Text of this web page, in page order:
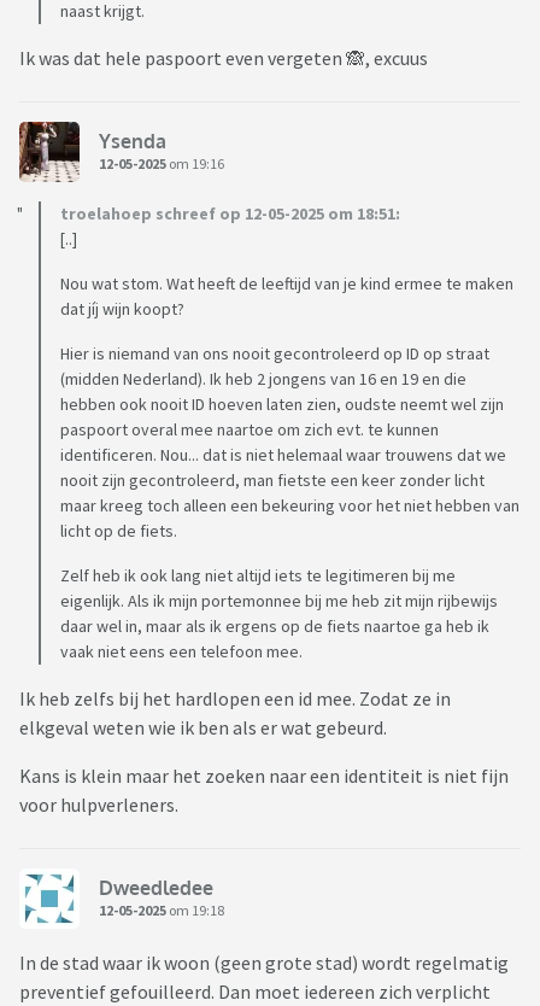
naast krijgt.
Ik was dat hele paspoort even vergeten 🙈, excuus
Ysenda
12-05-2025 om 19:16
troelahoep schreef op 12-05-2025 om 18:51:
[..]
Nou wat stom. Wat heeft de leeftijd van je kind ermee te maken
dat jíj wijn koopt?
Hier is niemand van ons nooit gecontroleerd op ID op straat
(midden Nederland). Ik heb 2 jongens van 16 en 19 en die
hebben ook nooit ID hoeven laten zien, oudste neemt wel zijn
paspoort overal mee naartoe om zich evt. te kunnen
identificeren. Nou... dat is niet helemaal waar trouwens dat we
nooit zijn gecontroleerd, man fietste een keer zonder licht
maar kreeg toch alleen een bekeuring voor het niet hebben van
licht op de fiets.
Zelf heb ik ook lang niet altijd iets te legitimeren bij me
eigenlijk. Als ik mijn portemonnee bij me heb zit mijn rijbewijs
daar wel in, maar als ik ergens op de fiets naartoe ga heb ik
vaak niet eens een telefoon mee.
Ik heb zelfs bij het hardlopen een id mee. Zodat ze in
elkgeval weten wie ik ben als er wat gebeurd.
Kans is klein maar het zoeken naar een identiteit is niet fijn
voor hulpverleners.
Dweedledee
12-05-2025 om 19:18
In de stad waar ik woon (geen grote stad) wordt regelmatig
preventief gefouilleerd. Dan moet iedereen zich verplicht